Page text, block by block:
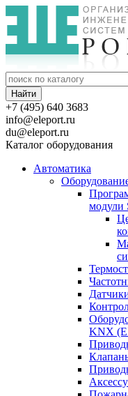
+7 (495) 640 3683
info@eleport.ru
du@eleport.ru
Каталог оборудования
Автоматика
модули
KNX